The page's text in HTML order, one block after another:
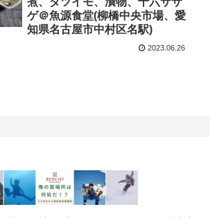
ゲ＠魚源食堂(柳橋中央市場、愛
知県名古屋市中村区名駅)
2023.06.26